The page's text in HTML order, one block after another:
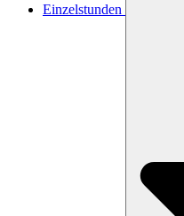
Einzelstunden